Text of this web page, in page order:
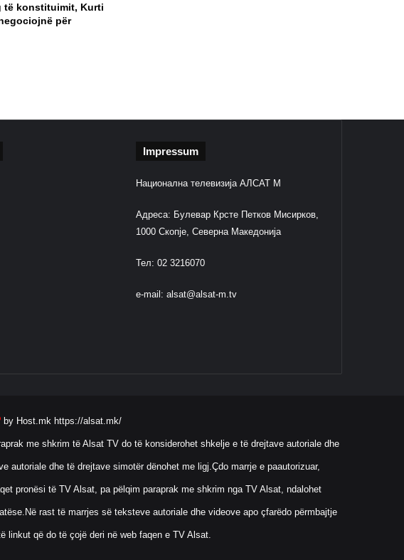
të konstituimit, Kurti
për
Impressum
Национална телевизија АЛСАТ М
Адреса: Булевар Крсте Петков Мисирков,
1000 Скопје, Северна Македонија
Тел: 02 3216070
e-mail: alsat@alsat-m.tv
by Host.mkhttps://alsat.mk/
me shkrim të Alsat TV do të konsiderohet shkelje e të drejtave autoriale dhe
dhe të drejtave simotër dënohet me ligj.Çdo marrje e paautorizuar,
pronësi të TV Alsat, pa pëlqim paraprak me shkrim nga TV Alsat, ndalohet
rast të marrjes së teksteve autoriale dhe videove apo çfarëdo përmbajtje
linkut që do të çojë deri në web faqen e TV Alsat.